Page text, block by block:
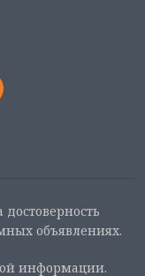
достоверность
объявлениях.
информации.